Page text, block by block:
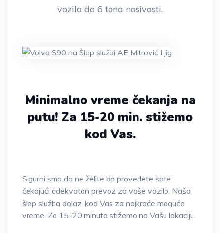
vozila do 6 tona nosivosti.
Minimalno vreme čekanja na
putu! Za 15-20 min. stižemo
kod Vas.
Sigurni smo da ne želite da provedete sate
čekajući adekvatan prevoz za vaše vozilo. Naša
šlep služba dolazi kod Vas za najkraće moguće
vreme. Za 15-20 minuta stižemo na Vašu lokaciju.